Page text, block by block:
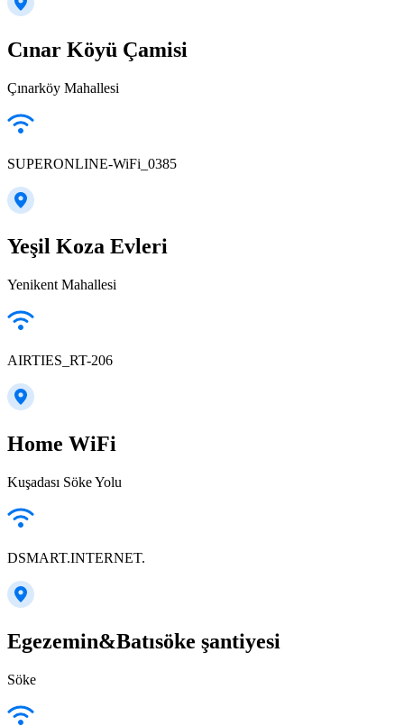
Cınar Köyü Çamisi
Çınarköy Mahallesi
SUPERONLINE-WiFi_0385
Yeşil Koza Evleri
Yenikent Mahallesi
AIRTIES_RT-206
Home WiFi
Kuşadası Söke Yolu
DSMART.INTERNET.
Egezemin&Batısöke şantiyesi
Söke